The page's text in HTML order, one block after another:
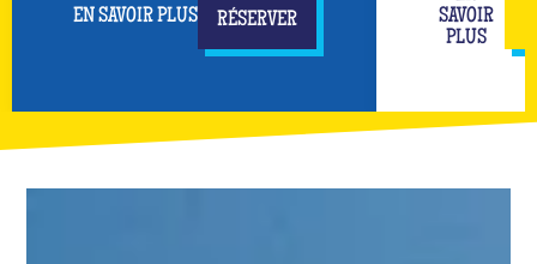
EN SAVOIR PLUS RÉSERVER
SAVOIR
PLUS